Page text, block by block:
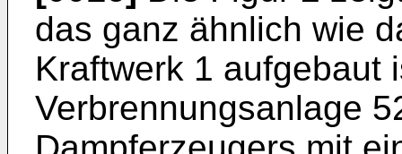
das ganz ähnlich wie
Kraftwerk 1 aufgebaut
Verbrennungsanlage